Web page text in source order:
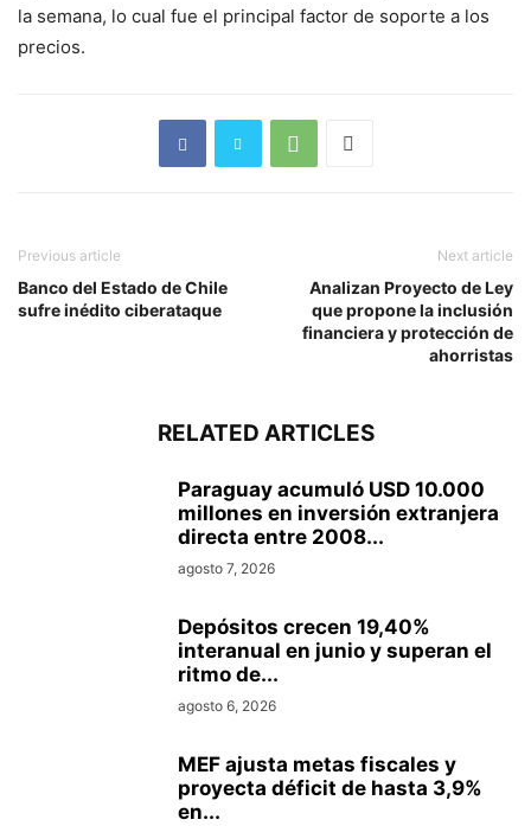
la semana, lo cual fue el principal factor de soporte a los
precios.
Previous article
Banco del Estado de Chile
sufre inédito ciberataque
Next article
Analizan Proyecto de Ley
que propone la inclusión
financiera y protección de
ahorristas
RELATED ARTICLES
Paraguay acumuló USD 10.000
millones en inversión extranjera
directa entre 2008...
agosto 7, 2026
Depósitos crecen 19,40%
interanual en junio y superan el
ritmo de...
agosto 6, 2026
MEF ajusta metas fiscales y
proyecta déficit de hasta 3,9%
en...